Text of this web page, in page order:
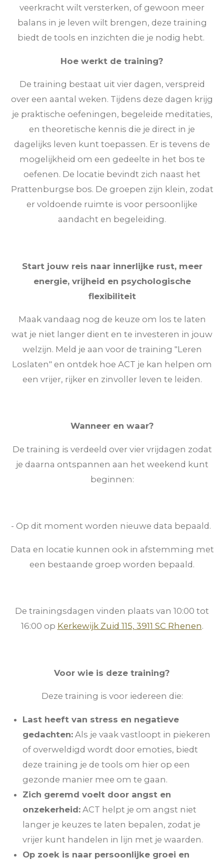
veerkracht wilt versterken, of gewoon meer
balans in je leven wilt brengen, deze training
biedt de tools en inzichten die je nodig hebt.
Hoe werkt de training?
De training bestaat uit vier dagen, verspreid
over een aantal weken. Tijdens deze dagen krijg
je praktische oefeningen, begeleide meditaties,
en theoretische kennis die je direct in je
dagelijks leven kunt toepassen. Er is tevens de
mogelijkheid om een gedeelte in het bos te
oefenen. De locatie bevindt zich naast het
Prattenburgse bos. De groepen zijn klein, zodat
er voldoende ruimte is voor persoonlijke
aandacht en begeleiding.
Start jouw reis naar innerlijke rust, meer
energie, vrijheid en psychologische
flexibiliteit
Maak vandaag nog de keuze om los te laten
wat je niet langer dient en te investeren in jouw
welzijn. Meld je aan voor de training "Leren
Loslaten" en ontdek hoe ACT je kan helpen om
een vrijer, rijker en zinvoller leven te leiden.
Wanneer en waar?
De training is verdeeld over vier vrijdagen zodat
je daarna ontspannen aan het weekend kunt
beginnen:
- Op dit moment worden nieuwe data bepaald.
Data en locatie kunnen ook in afstemming met
een bestaande groep worden bepaald.
De trainingsdagen vinden plaats van 10:00 tot
16:00 op Kerkewijk Zuid 115, 3911 SC Rhenen.
Voor wie is deze training?
Deze training is voor iedereen die:
Last heeft van stress en negatieve
gedachten: Als je vaak vastloopt in piekeren
of overweldigd wordt door emoties, biedt
deze training je de tools om hier op een
gezonde manier mee om te gaan.
Zich geremd voelt door angst en
onzekerheid: ACT helpt je om angst niet
langer je keuzes te laten bepalen, zodat je
vrijer kunt handelen in lijn met je waarden.
Op zoek is naar persoonlijke groei en